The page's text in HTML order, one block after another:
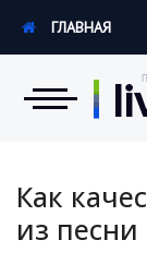
Экономика
ГЛАВНАЯ
Как
из